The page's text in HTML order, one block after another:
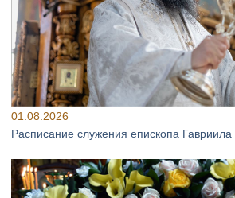
01.08.2026
Расписание служения епископа Гавриила